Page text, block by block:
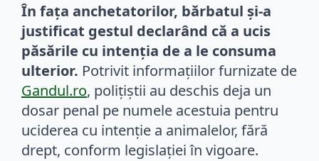
În fața anchetatorilor, bărbatul și-a
justificat gestul declarând că a ucis
păsările cu intenția de a le consuma
ulterior. Potrivit informațiilor furnizate de
Gandul.ro, polițiștii au deschis deja un
dosar penal pe numele acestuia pentru
uciderea cu intenție a animalelor, fără
drept, conform legislației în vigoare.